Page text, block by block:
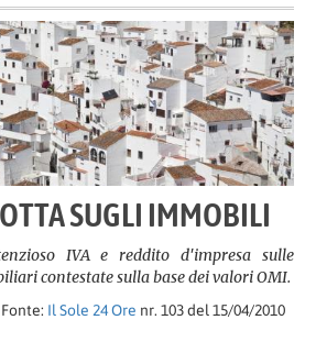
SUGLI IMMOBILI
IVA e reddito d'impresa sulle
contestate sulla base dei valori OMI.
Fonte: Il Sole 24 Ore nr. 103 del 15/04/2010